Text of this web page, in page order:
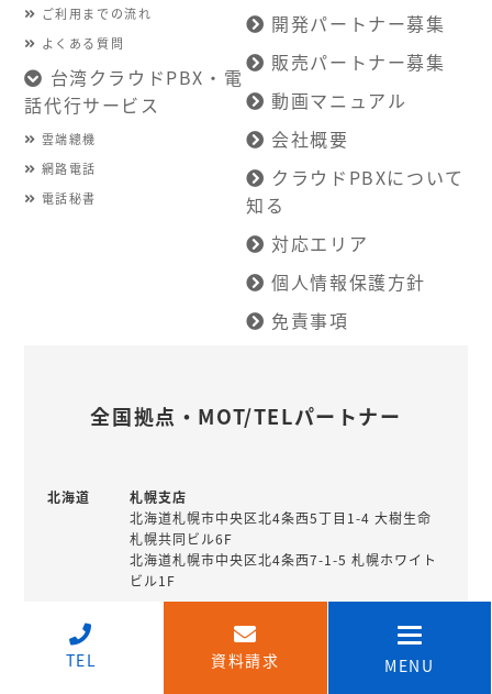
ご利用までの流れ
よくある質問
台湾クラウドPBX・電
話代行サービス
雲端總機
網路電話
電話秘書
開発パートナー募集
販売パートナー募集
動画マニュアル
会社概要
クラウドPBXについて
知る
対応エリア
個人情報保護方針
免責事項
全国拠点・MOT/TELパートナー
北海道
札幌支店
北海道札幌市中央区北4条西5丁目1-4 大樹生命
札幌共同ビル6F
北海道札幌市中央区北4条西7-1-5 札幌ホワイト
ビル1F
北海道釧路市北大通10丁目1-4 北陸銀行住友生
TEL 資料請求 MENU